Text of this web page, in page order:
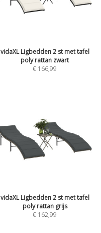
vidaXL Ligbedden 2 st met tafel
poly rattan zwart
€ 166,99
vidaXL Ligbedden 2 st met tafel
poly rattan grijs
€ 162,99